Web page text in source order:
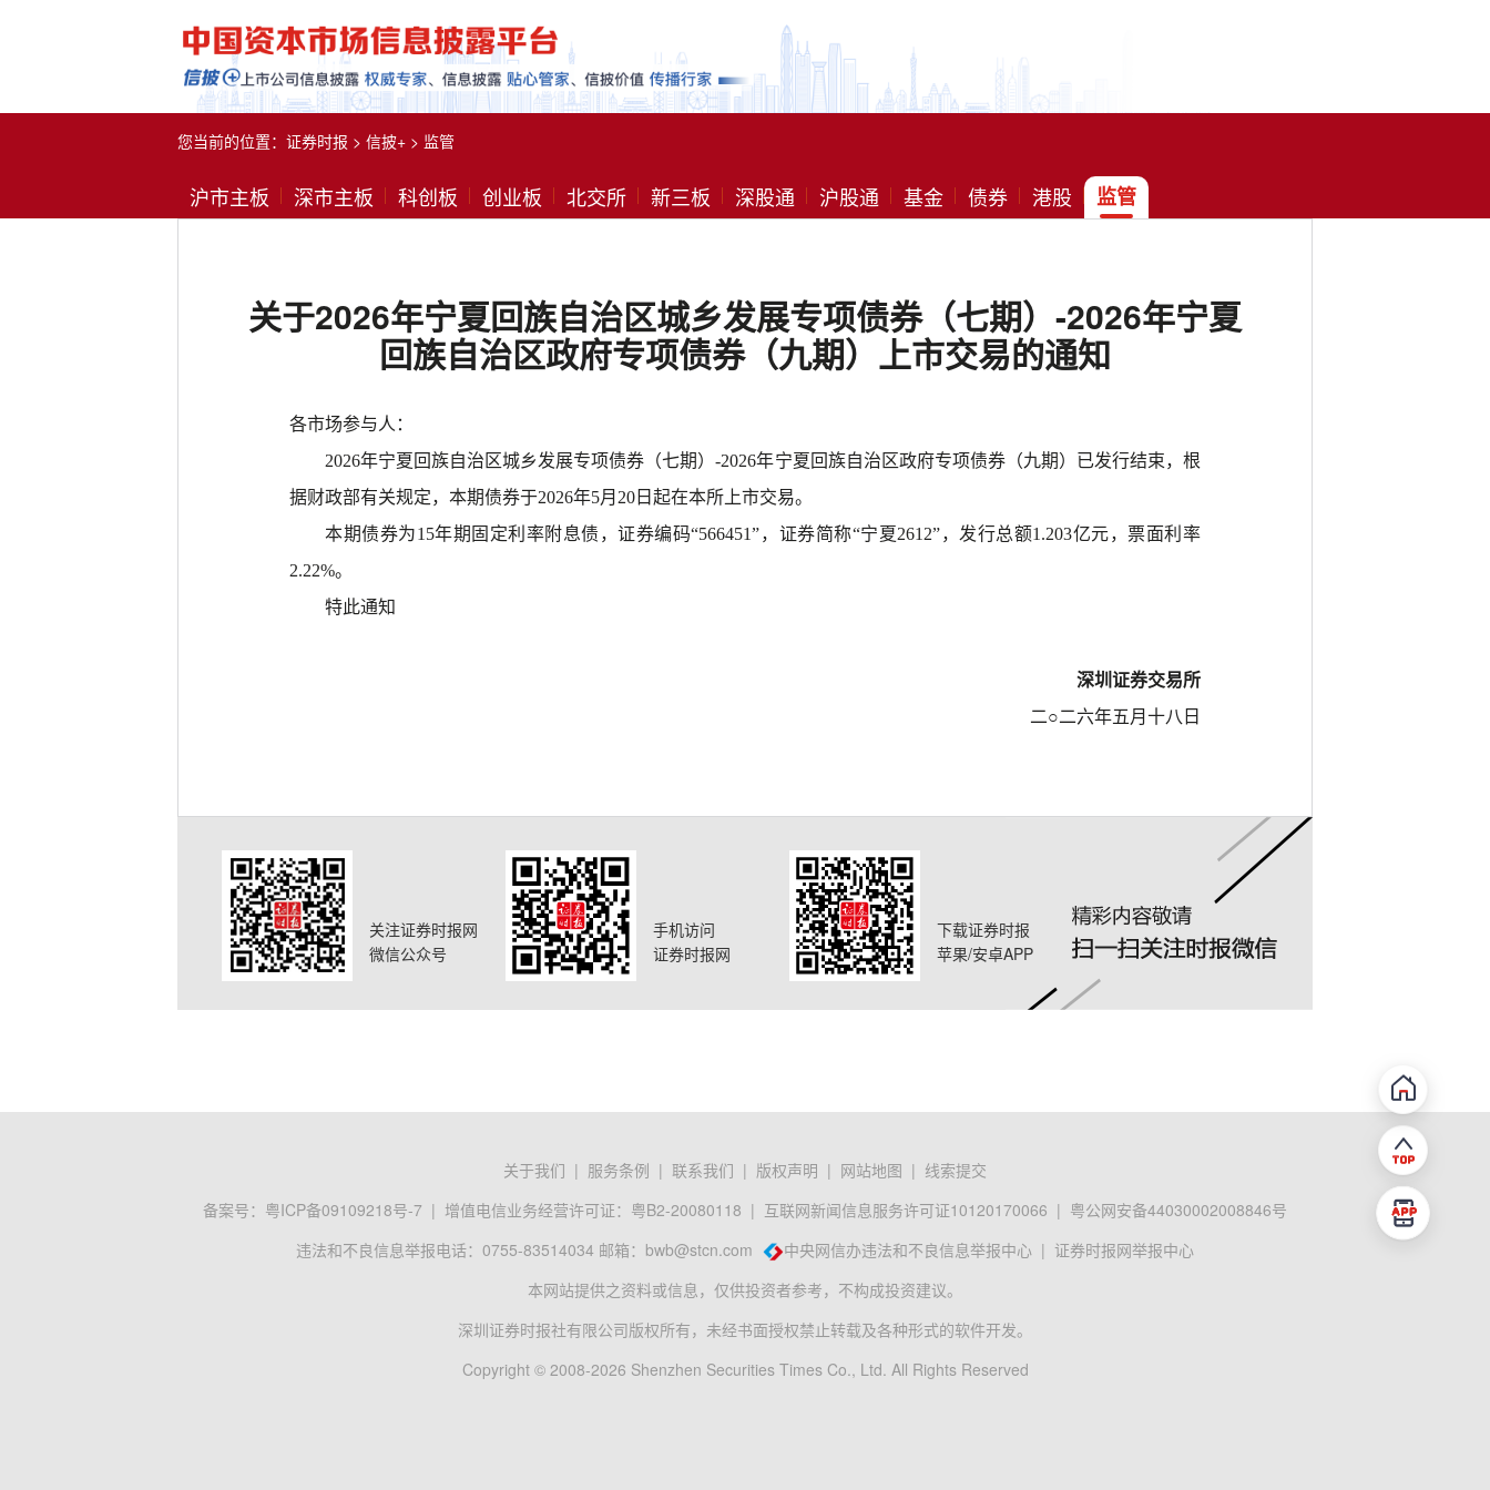
您当前的位置： 证券时报 > 信披+ > 监管
沪市主板 深市主板 科创板 创业板 北交所 新三板 深股通 沪股通 基金 债券 港股 监管
关于2026年宁夏回族自治区城乡发展专项债券（七期）-2026年宁夏
回族自治区政府专项债券（九期）上市交易的通知
各市场参与人：
2026年宁夏回族自治区城乡发展专项债券（七期）-2026年宁夏回族自治区政府专项债券（九期）已发行结束，根
据财政部有关规定，本期债券于2026年5月20日起在本所上市交易。
本期债券为15年期固定利率附息债，证券编码“566451”，证券简称“宁夏2612”，发行总额1.203亿元，票面利率
2.22%。
特此通知
深圳证券交易所
二○二六年五月十八日
关注证券时报网
微信公众号
手机访问
证券时报网
下载证券时报
苹果/安卓APP
关于我们 | 服务条例 | 联系我们 | 版权声明 | 网站地图 | 线索提交
备案号： 粤ICP备09109218号-7 | 增值电信业务经营许可证：粤B2-20080118 | 互联网新闻信息服务许可证10120170066 | 粤公网安备44030002008846号
违法和不良信息举报电话：0755-83514034 邮箱： bwb@stcn.com 中央网信办违法和不良信息举报中心 | 证券时报网举报中心
本网站提供之资料或信息，仅供投资者参考，不构成投资建议。
深圳证券时报社有限公司版权所有，未经书面授权禁止转载及各种形式的软件开发。
Copyright © 2008-2026 Shenzhen Securities Times Co., Ltd. All Rights Reserved